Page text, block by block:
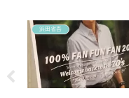
浜田省吾